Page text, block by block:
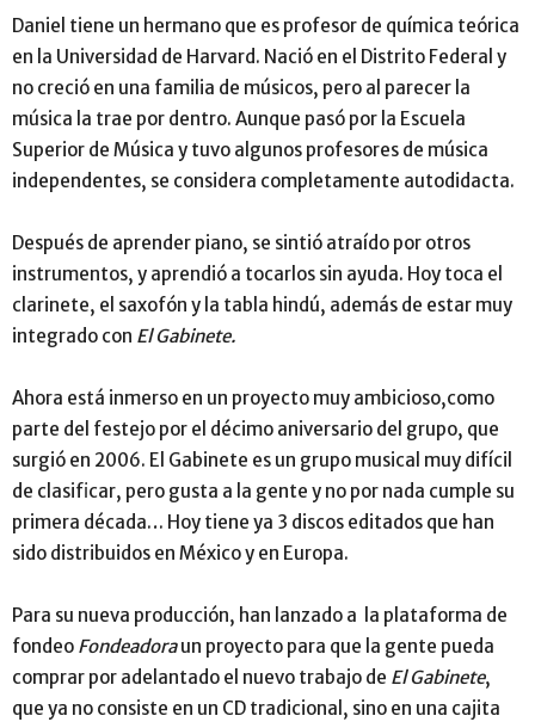
Daniel tiene un hermano que es profesor de química teórica
en la Universidad de Harvard. Nació en el Distrito Federal y
no creció en una familia de músicos, pero al parecer la
música la trae por dentro. Aunque pasó por la Escuela
Superior de Música y tuvo algunos profesores de música
independentes, se considera completamente autodidacta.
Después de aprender piano, se sintió atraído por otros
instrumentos, y aprendió a tocarlos sin ayuda. Hoy toca el
clarinete, el saxofón y la tabla hindú, además de estar muy
integrado con El Gabinete.
Ahora está inmerso en un proyecto muy ambicioso,como
parte del festejo por el décimo aniversario del grupo, que
surgió en 2006. El Gabinete es un grupo musical muy difícil
de clasificar, pero gusta a la gente y no por nada cumple su
primera década… Hoy tiene ya 3 discos editados que han
sido distribuidos en México y en Europa.
Para su nueva producción, han lanzado a la plataforma de
fondeo Fondeadoraun proyecto para que la gente pueda
comprar por adelantado el nuevo trabajo de El Gabinete,
que ya no consiste en un CD tradicional, sino en una cajita